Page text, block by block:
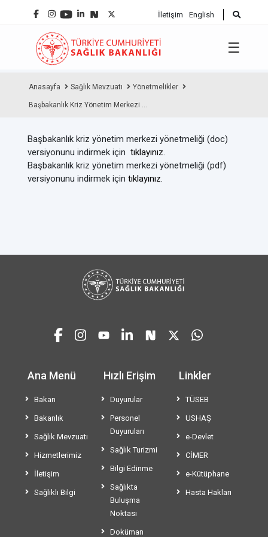
İletişim English
☰
Anasayfa Sağlık Mevzuatı Yönetmelikler
Başbakanlık Kriz Yönetim Merkezi ...
Başbakanlık kriz yönetim merkezi yönetmeliği (doc)
versiyonunu indirmek için tıklayınız.
Başbakanlık kriz yönetim merkezi yönetmeliği (pdf)
versiyonunu indirmek için tıklayınız.
Ana Menü
Bakan
Bakanlık
Sağlık Mevzuatı
Hizmetlerimiz
İletişim
Sağlıklı Bilgi
Hızlı Erişim
Duyurular
Personel
Duyuruları
Sağlık Turizmi
Bilgi Edinme
Sağlıkta
Buluşma
Noktası
Doküman
Linkler
TÜSEB
USHAŞ
e-Devlet
CİMER
e-Kütüphane
Hasta Hakları